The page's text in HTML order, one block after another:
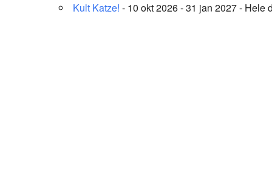
Kult Katze! - 10 okt 2026 - 31 jan 2027 - Hele